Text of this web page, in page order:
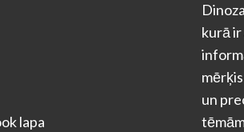
lapa
kurā
un